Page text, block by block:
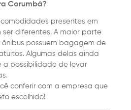
Corumbá?
presentes em
diferentes. A maior parte
possuem bagagem de
Algumas delas ainda
a possibilidade de levar
conferir com a empresa que
escolhido!